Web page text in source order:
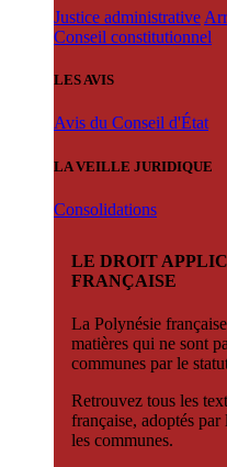
Justice administrative
Conseil constitutionnel
LES AVIS
Avis du Conseil d'État
LA VEILLE JURIDIQUE
Consolidations
LE DROIT
FRANÇAISE
La Polynésie
matières qui ne sont
communes par le
Retrouvez tous les
française, adoptés
les communes.